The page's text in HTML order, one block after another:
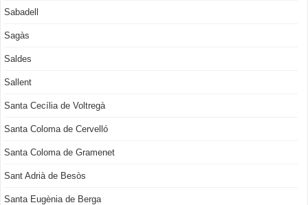
Sabadell
Sagàs
Saldes
Sallent
Santa Cecília de Voltregà
Santa Coloma de Cervelló
Santa Coloma de Gramenet
Sant Adrià de Besòs
Santa Eugènia de Berga